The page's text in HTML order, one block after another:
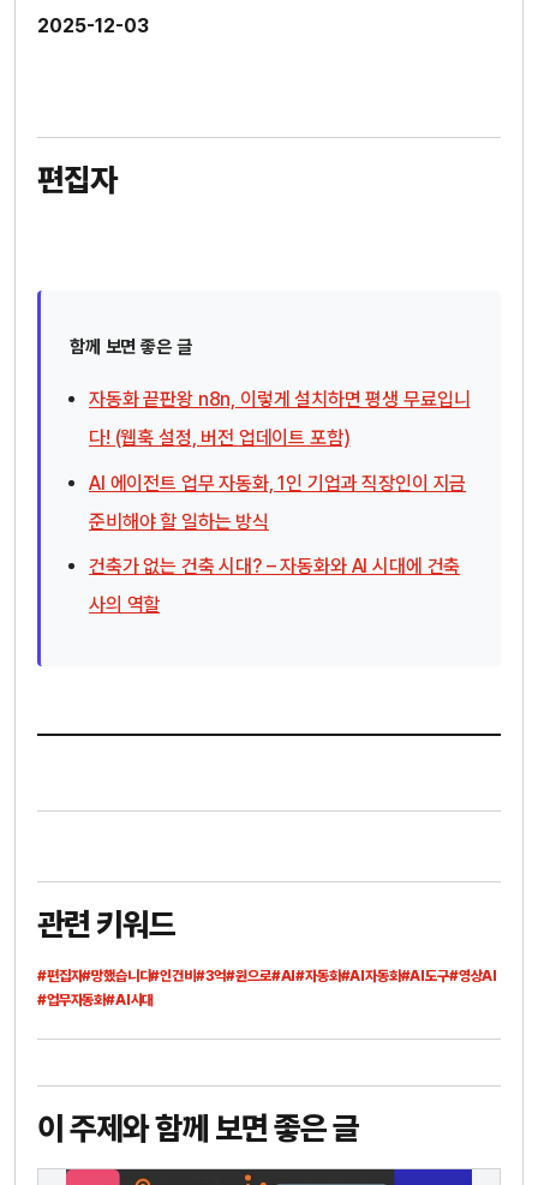
2025-12-03
편집자
함께 보면 좋은 글
자동화 끝판왕 n8n, 이렇게 설치하면 평생 무료입니
다! (웹훅 설정, 버전 업데이트 포함)
AI 에이전트 업무 자동화, 1인 기업과 직장인이 지금
준비해야 할 일하는 방식
건축가 없는 건축 시대? – 자동화와 AI 시대에 건축
사의 역할
관련 키워드
#편집자#망했습니다#인건비 #3억#원으로#AI#자동화#AI자동화#AI도구#영상AI
#업무자동화#AI시대
이 주제와 함께 보면 좋은 글